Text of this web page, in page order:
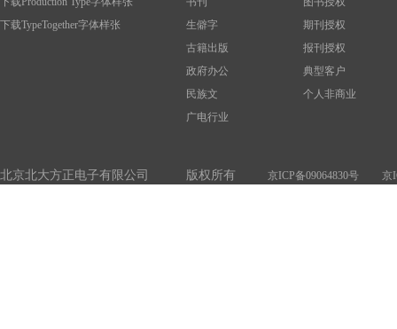
下载TypeTogether字体样张
生僻字
古籍出版
政府办公
民族文
广电行业
期刊授权
报刊授权
典型客户
个人非商业
北京北大方正电子有限公司 版权所有 京ICP备09064830号 京